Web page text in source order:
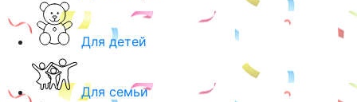
Для детей
Для семьи